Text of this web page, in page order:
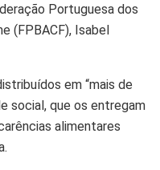
Portuguesa dos
(FPBACF), Isabel
em “mais de
social, que os entregam
alimentares